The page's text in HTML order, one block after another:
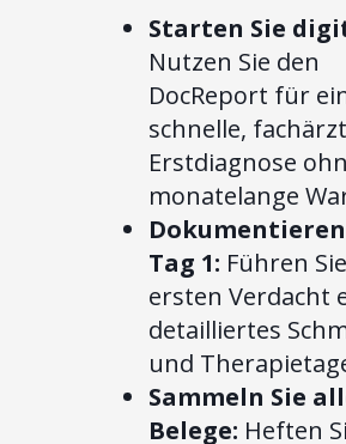
Starten Sie
Nutzen Sie den
DocReport für
schnelle,
Erstdiagnose
monatelange
Dokumentieren
Tag 1: Führen
ersten Verdacht
detailliertes
und
Sammeln Sie
Belege: Heften